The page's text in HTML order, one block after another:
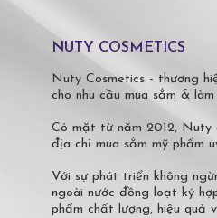
NUTY COSMETICS
Nuty Cosmetics - thương
cho nhu cầu mua sắm &
Có mặt từ năm 2012, Nuty
địa chỉ mua sắm mỹ phẩm
Với sự phát triển không
ngoài nước đồng loạt ký
phẩm chất lượng, hiệu quả